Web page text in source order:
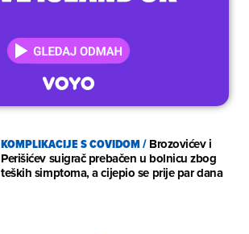
KOMPLIKACIJE S COVIDOM/Brozovićev i
Perišićev suigrač prebačen u bolnicu zbog
teških simptoma, a cijepio se prije par dana